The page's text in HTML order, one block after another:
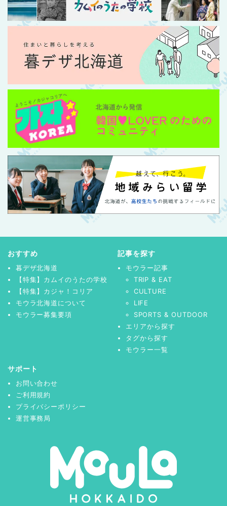
おすすめ
暮デザ北海道
【特集】カムイのうたの学校
【特集】カジャ！コリア
モウラ北海道について
モウラー募集要項
記事を探す
モウラー記事
TRIP & EAT
CULTURE
LIFE
SPORTS & OUTDOOR
エリアから探す
タグから探す
モウラー一覧
サポート
お問い合わせ
ご利用規約
プライバシーポリシー
運営事務局